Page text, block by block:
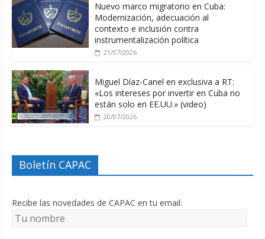
Nuevo marco migratorio en Cuba:
Modernización, adecuación al
contexto e inclusión contra
instrumentalización política
21/07/2026
Miguel Díaz-Canel en exclusiva a RT:
«Los intereses por invertir en Cuba no
están solo en EE.UU.» (video)
20/07/2026
Boletín CAPAC
Recibe las novedades de CAPAC en tu email: